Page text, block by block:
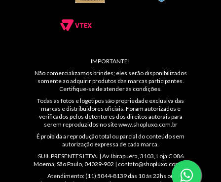
IMPORTANTE!
Não comercializamos brindes; eles serão disponibilizados
somente ao adquirir produtos das marcas participantes.
Certifique-se de atender às condições.
Todas as fotos e logotipos são propriedade exclusiva das
marcas e distribuidores oficiais. Foram autorizados e
verificados pelos detentores dos direitos autorais para
serem reproduzidos no sitewww.shopluxo.com.br
É proibida a reprodução total ou parcial do conteúdo sem
autorização expressa de cada marca.
SUIL PRESENTES LTDA. | Av. Ibirapuera, 3103, Loja C 086
Moema, São Paulo, 04029-902 | contato@shopluxo.com.br
Atendimento: (11) 5044-8139 das 10 ás 22hs ou